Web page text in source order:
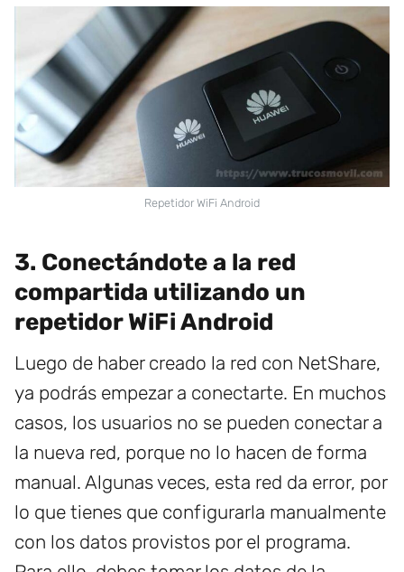
Repetidor WiFi Android
3. Conectándote a la red
compartida utilizando un
repetidor WiFi Android
Luego de haber creado la red con NetShare,
ya podrás empezar a conectarte. En muchos
casos, los usuarios no se pueden conectar a
la nueva red, porque no lo hacen de forma
manual. Algunas veces, esta red da error, por
lo que tienes que configurarla manualmente
con los datos provistos por el programa.